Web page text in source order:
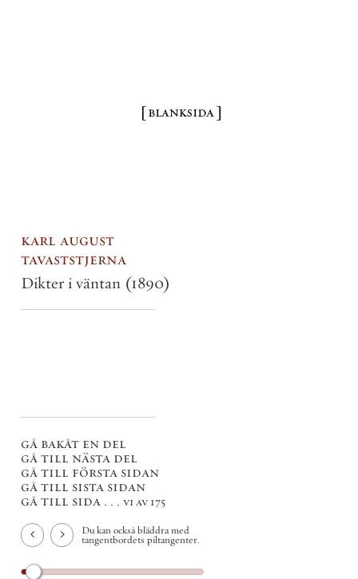
karl august
tavaststjerna
Dikter i väntan (1890)
gå bakåt en del
gå till nästa del
gå till första sidan
gå till sista sidan
gå till sida . . . vi av 175
Du kan också bläddra med
tangentbordets piltangenter.